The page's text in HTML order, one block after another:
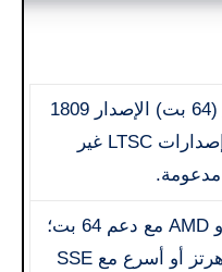
(64 بت) الإصدار 1809
أو أحدث؛ إصدارات LTSC غير
مدعومة.
معالج Intel® أو AMD مع دعم 64 بت؛
معالج 2 جيجاهرتز أو أسرع مع SSE